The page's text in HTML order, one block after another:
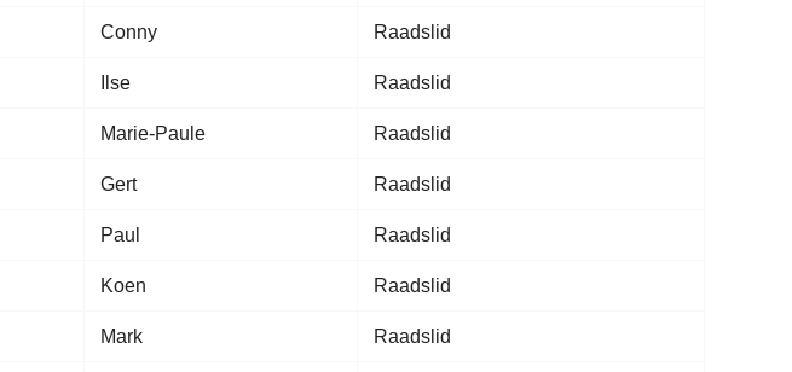
Conny Raadslid
Ilse Raadslid
Marie-Paule Raadslid
Gert Raadslid
Paul Raadslid
Koen Raadslid
Mark Raadslid